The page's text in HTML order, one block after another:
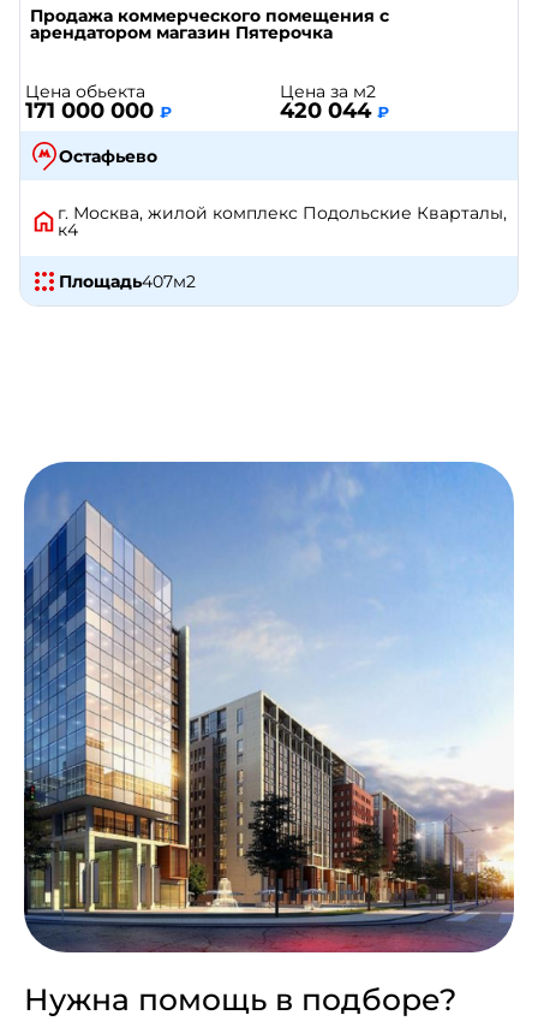
Продажа коммерческого помещения с
арендатором магазин Пятерочка
Цена обьекта
171 000 000 ₽
Цена за м2
420 044 ₽
Остафьево
г. Москва, жилой комплекс Подольские Кварталы,
к4
Площадь407м2
Нужна помощь в подборе?